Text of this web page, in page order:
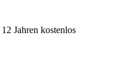
Jahren kostenlos